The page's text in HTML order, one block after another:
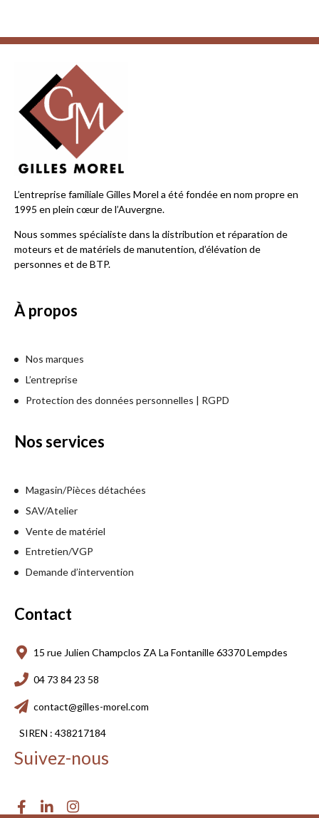
L’entreprise familiale Gilles Morel a été fondée en nom propre en
1995 en plein cœur de l’Auvergne.
Nous sommes spécialiste dans la distribution et réparation de
moteurs et de matériels de manutention, d’élévation de
personnes et de BTP.
À propos
Nos marques
L’entreprise
Protection des données personnelles | RGPD
Nos services
Magasin/Pièces détachées
SAV/Atelier
Vente de matériel
Entretien/VGP
Demande d’intervention
Contact
15 rue Julien Champclos ZA La Fontanille 63370 Lempdes
04 73 84 23 58
contact@gilles-morel.com
SIREN : 438217184
Suivez-nous